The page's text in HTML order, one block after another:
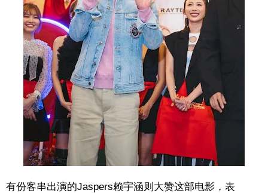
有份客串出演的Jaspers赖宇涵则大赞这部电影，表